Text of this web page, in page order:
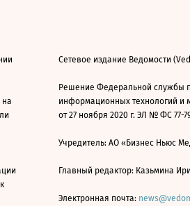
на
Сетевое издание Ведомости
Решение Федеральной службы
информационных технологий и
от 27 ноября 2020 г. ЭЛ № ФС 77-
Учредитель: АО «Бизнес Ньюс
Главный редактор: Казьмина
Электронная почта: